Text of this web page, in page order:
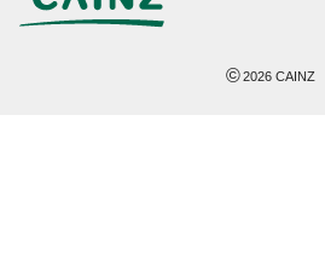
©2026 CAINZ